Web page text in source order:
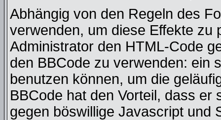
Abhängig von den Regeln des
verwenden, um diese Effekte zu
Administrator den HTML-Code
den BBCode zu verwenden: ein
benutzen können, um die
BBCode hat den Vorteil, dass
gegen böswillige Javascript und